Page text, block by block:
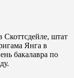
штат
Янга в
бакалавра по